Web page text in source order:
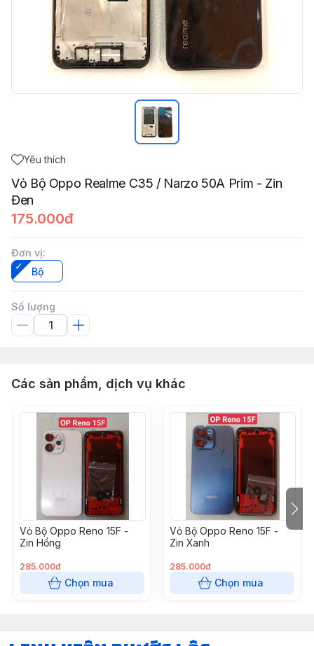
Yêu thích
Vỏ Bộ Oppo Realme C35 / Narzo 50A Prim - Zin
Đen
175.000đ
Đơn vị:
Bộ
Số lượng
Các sản phẩm, dịch vụ khác
Vỏ Bộ Oppo Reno 15F -
Zin Hồng
285.000đ
Chọn mua
Vỏ Bộ Oppo Reno 15F -
Zin Xanh
285.000đ
Chọn mua